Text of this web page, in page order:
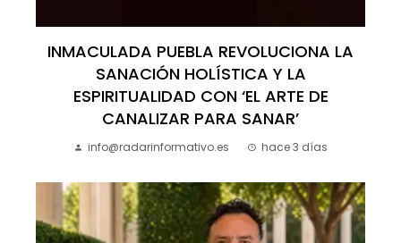
INMACULADA PUEBLA REVOLUCIONA LA
SANACIÓN HOLÍSTICA Y LA
ESPIRITUALIDAD CON ‘EL ARTE DE
CANALIZAR PARA SANAR’
info@radarinformativo.es hace 3 días